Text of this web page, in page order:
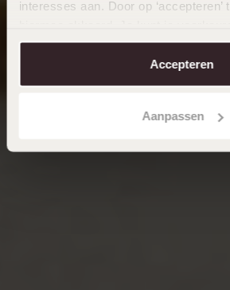
interesses aan. Door op ‘accepteren’
aanpassen. Lees er meer over in ons
Accepteren
Aanpassen